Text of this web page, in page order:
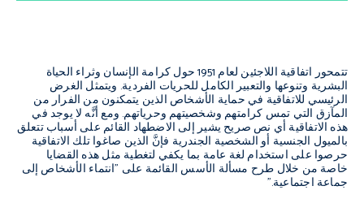
تتمحور اتفاقية اللاجئين لعام 1951 حول كرامة الإنسان وثراء الحياة
البشرية وتنوعها والتعبير الكامل للحريات الفردية. ويتمثل الغرض
الرئيسي للاتفاقية في حماية الأشخاص الذين يتمكنون من الفرار من
المآزق التي تمس كرامتهم وشخصيتهم وحرياتهم. ومع أنَّه لا يوجد في
هذه الاتفاقية أي نص صريح يشير إلى الاضطهاد القائم على أسباب تتعلق
بالميول الجنسية أو الشخصية الجندرية فإنَّ الذين صاغوا تلك الاتفاقية
حرصوا على استخدام لغة عامة بما يكفي لتغطية مثل هذه القضايا
خاصة من خلال طرح مسألة الأسس القائمة على "انتماء الأشخاص إلى
جماعة اجتماعية."